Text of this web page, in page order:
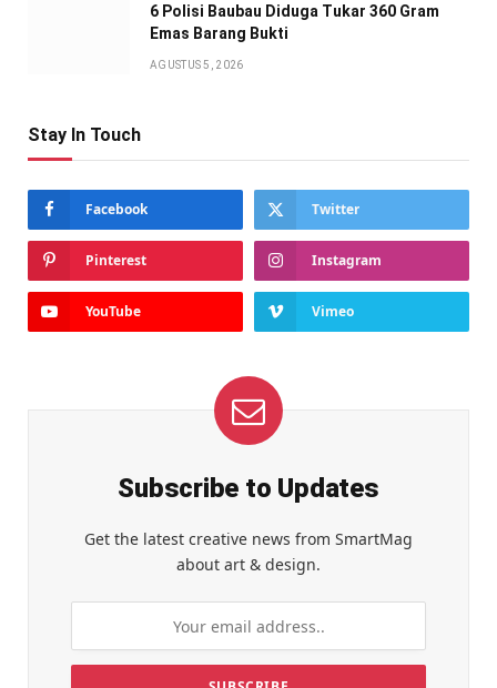
6 Polisi Baubau Diduga Tukar 360 Gram
Emas Barang Bukti
AGUSTUS 5, 2026
Stay In Touch
Facebook Twitter
Pinterest Instagram
YouTube Vimeo
Subscribe to Updates
Get the latest creative news from SmartMag
about art & design.